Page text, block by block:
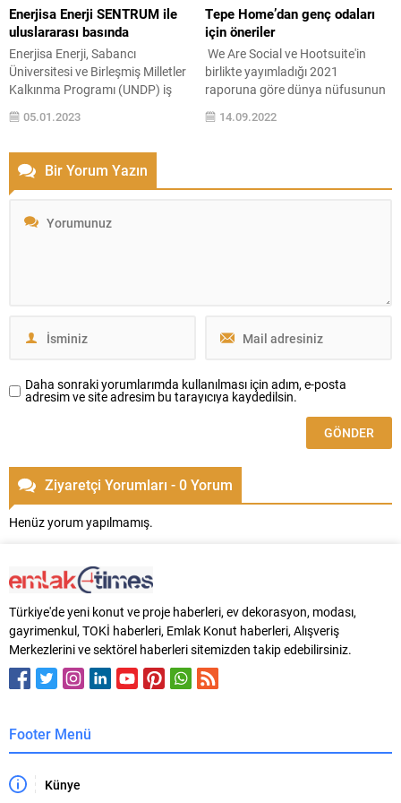
ekonomiye önemli oranda katkı
sağlanıyor. Sürdürülebilirliğe hızla
ayak uyduran, net hedeflerini
belirleyerek buna uygun
dönüşümünü örnek...
adımlarda daha az su ve enerji
harcayarak doğa dostu ürünler
sunan Kale Banyo, banyolarda
yaşanabilir bir...
Enerjisa Enerji SENTRUM ile
uluslararası basında
Enerjisa Enerji, Sabancı
Üniversitesi ve Birleşmiş Milletler
Kalkınma Programı (UNDP) iş
birliğiyle gerçekleşen SENTRUM
projesinin ilk durağı olan “Ayvalık
modeli” uluslararası basında
ilgiyle karşılandı. Etki odaklı bir
sürdürülebilirlik yaklaşımı ile
Türkiye’nin enerji dönüşümüne
öncülük eden lider elektrik
05.01.2023
Tepe Home’dan genç odaları
için öneriler
We Are Social ve Hootsuite'in
birlikte yayımladığı 2021
raporuna göre dünya nüfusunun
yüzde 59'u internet kullanıcısı ve
bu kullanıcıların (4.20 ...
14.09.2022
Bir Yorum Yazın
Daha sonraki yorumlarımda kullanılması için adım, e-posta
adresim ve site adresim bu tarayıcıya kaydedilsin.
Ziyaretçi Yorumları - 0 Yorum
Henüz yorum yapılmamış.
Türkiye'de yeni konut ve proje haberleri, ev dekorasyon, modası,
gayrimenkul, TOKİ haberleri, Emlak Konut haberleri, Alışveriş
Merkezlerini ve sektörel haberleri sitemizden takip edebilirsiniz.
Footer Menü
Künye